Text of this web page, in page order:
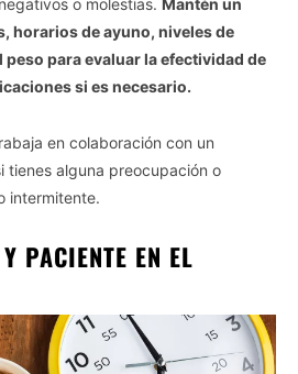
processing my
Advertising.
Collection, Use,
it was collected.
o molestias. Mantén un
horarios de ayuno, niveles de
peso para evaluar la efectividad de
si es necesario.
en colaboración con un
tienes alguna preocupación o
intermitente.
PACIENTE EN EL